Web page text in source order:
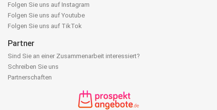
Folgen Sie uns auf Instagram
Folgen Sie uns auf Youtube
Folgen Sie uns auf TikTok
Partner
Sind Sie an einer Zusammenarbeit interessiert?
Schreiben Sie uns
Partnerschaften